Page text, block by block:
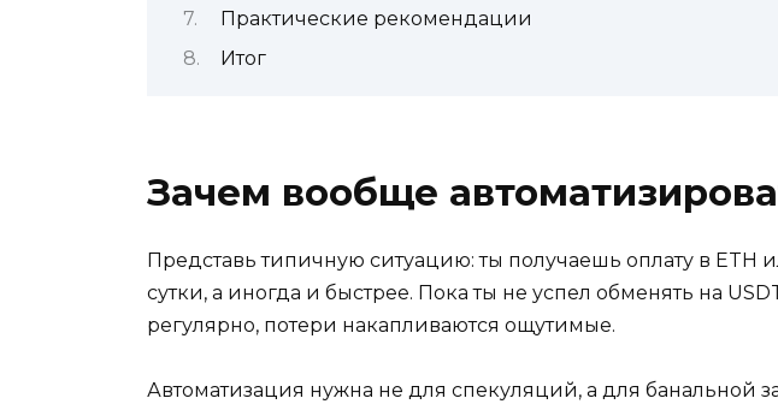
Практические рекомендации
Итог
Зачем вообще
Представь типичную ситуацию: ты получаешь оплату в ETH
сутки, а иногда и быстрее. Пока ты не успел обменять на
регулярно, потери накапливаются ощутимые.
Автоматизация нужна не для спекуляций, а для банальной